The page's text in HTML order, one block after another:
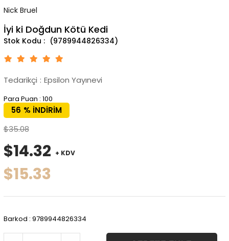
Nick Bruel
İyi ki Doğdun Kötü Kedi
(9789944826334)
Tedarikçi : Epsilon Yayınevi
Para Puan : 100
%
56
İNDIRIM
$35.08
$14.32 + KDV
$15.33
Barkod : 9789944826334